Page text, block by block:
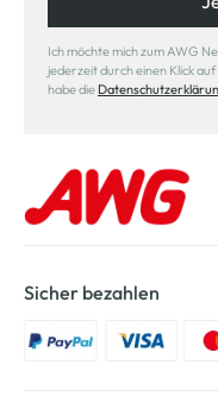
Ich möchte mich zum AWG
jederzeit durch einen Klick
habe die
Sicher bezahlen